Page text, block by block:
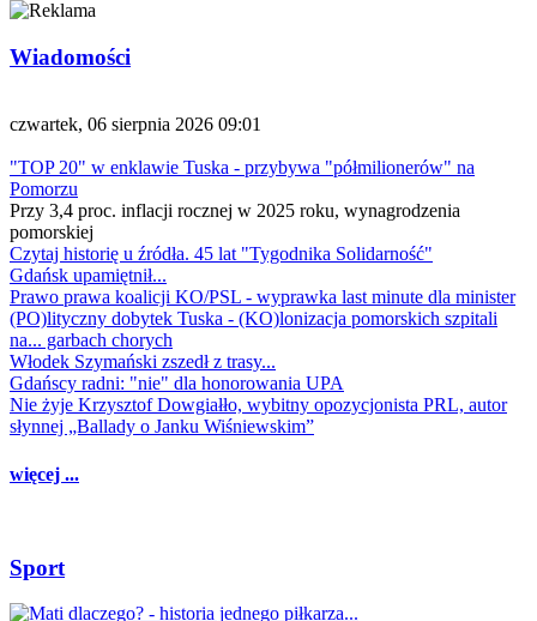
Wiadomości
czwartek, 06 sierpnia 2026 09:01
"TOP 20" w enklawie Tuska - przybywa "półmilionerów" na
Pomorzu
Przy 3,4 proc. inflacji rocznej w 2025 roku, wynagrodzenia
pomorskiej
Czytaj historię u źródła. 45 lat "Tygodnika Solidarność"
Gdańsk upamiętnił...
Prawo prawa koalicji KO/PSL - wyprawka last minute dla minister
(PO)lityczny dobytek Tuska - (KO)lonizacja pomorskich szpitali
na... garbach chorych
Włodek Szymański zszedł z trasy...
Gdańscy radni: "nie" dla honorowania UPA
Nie żyje Krzysztof Dowgiałło, wybitny opozycjonista PRL, autor
słynnej „Ballady o Janku Wiśniewskim”
więcej ...
Sport